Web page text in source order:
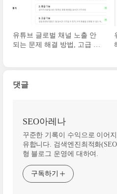
유튜브 글로벌 채널 노출 안
되는 문제 해결 방법, 고급 기
댓글
SEO아레나
꾸준한 기록이 수익으로 이어
유합니다. 검색엔진최적화
형 블로그 운영에 대하여.
구독하기